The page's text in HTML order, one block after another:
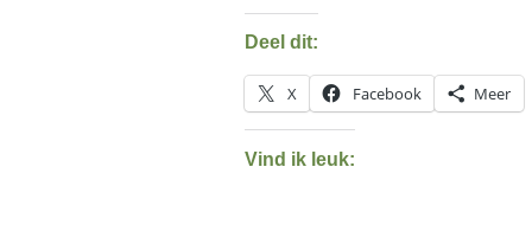
Deel dit:
X Facebook Meer
Vind ik leuk: